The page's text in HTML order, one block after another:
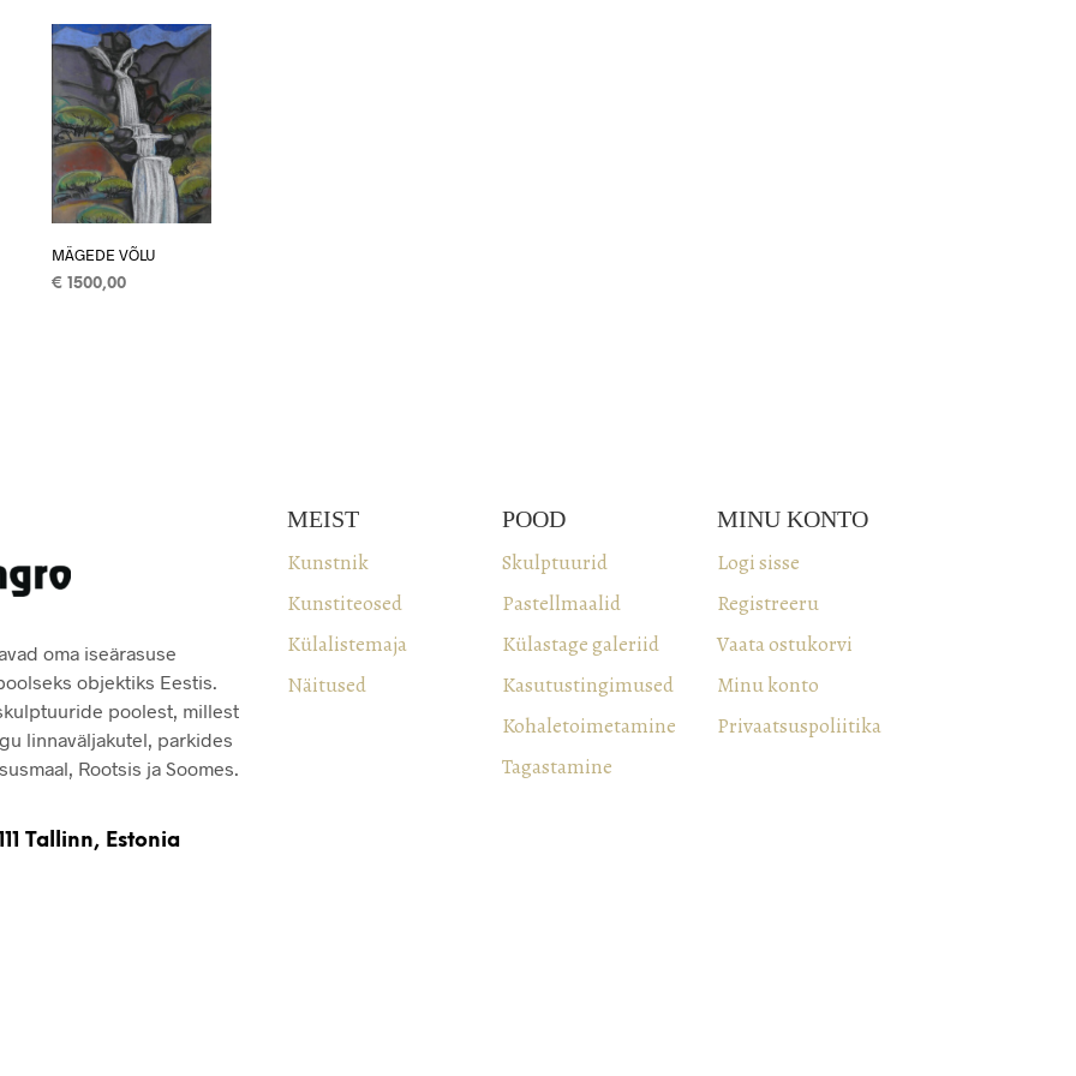
MÄGEDE VÕLU
€ 1500,00
oma iseärasuse
objektiks Eestis.
poolest, millest
linnaväljakutel, parkides
Rootsis ja Soomes.
Tallinn, Estonia
MEIST
Kunstnik
Kunstiteosed
Külalistemaja
Näitused
POOD
Skulptuurid
Pastellmaalid
Külastage galeriid
Kasutustingimused
Kohaletoimetamine
Tagastamine
MINU KONTO
Logi sisse
Registreeru
Vaata ostukorvi
Minu konto
Privaatsuspoliitika